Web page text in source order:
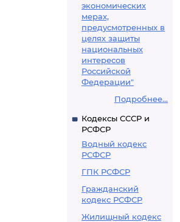
экономических
мерах,
предусмотренных в
целях защиты
национальных
интересов
Российской
Федерации"
Подробнее...
Кодексы СССР и
РСФСР
Водный кодекс
РСФСР
ГПК РСФСР
Гражданский
кодекс РСФСР
Жилищный кодекс